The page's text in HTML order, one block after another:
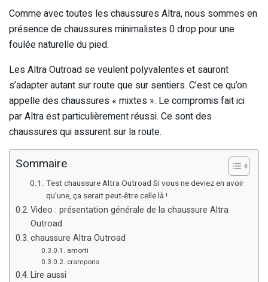
Comme avec toutes les chaussures Altra, nous sommes en
présence de chaussures minimalistes 0 drop pour une
foulée naturelle du pied.
Les Altra Outroad se veulent polyvalentes et sauront
s’adapter autant sur route que sur sentiers. C’est ce qu’on
appelle des chaussures « mixtes ». Le compromis fait ici
par Altra est particulièrement réussi. Ce sont des
chaussures qui assurent sur la route.
Sommaire
Test chaussure Altra Outroad Si vous ne deviez en avoir
qu’une, ça serait peut-être celle là !
Video : présentation générale de la chaussure Altra
Outroad
chaussure Altra Outroad
amorti
crampons
Lire aussi